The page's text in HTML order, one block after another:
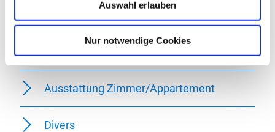
Auswahl erlauben
Nur notwendige Cookies
Betten & Zimmer
Ausstattung Zimmer/Appartement
Divers